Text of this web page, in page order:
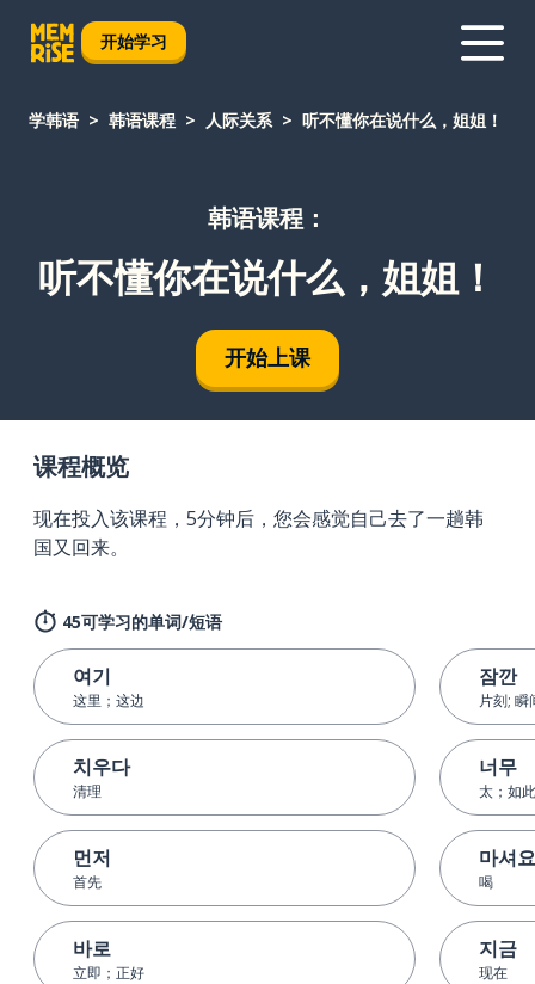
开始学习
学韩语 韩语课程 人际关系 听不懂你在说什么，姐姐！
韩语课程：
听不懂你在说什么，姐姐！
开始上课
课程概览
现在投入该课程，5分钟后，您会感觉自己去了一趟韩
国又回来。
45可学习的单词/短语
여기
这里；这边
치우다
清理
먼저
首先
바로
立即；正好
잠깐
片刻; 瞬
너무
太；如此
마셔요
喝
지금
现在